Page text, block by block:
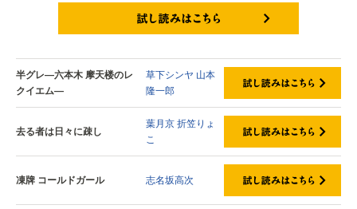
半グレ―六本木 摩天楼のレ
クイエム―
草下シンヤ 山本
隆一郎
去る者は日々に疎し
葉月京折笠りょ
こ
凍牌 コールドガール 志名坂高次